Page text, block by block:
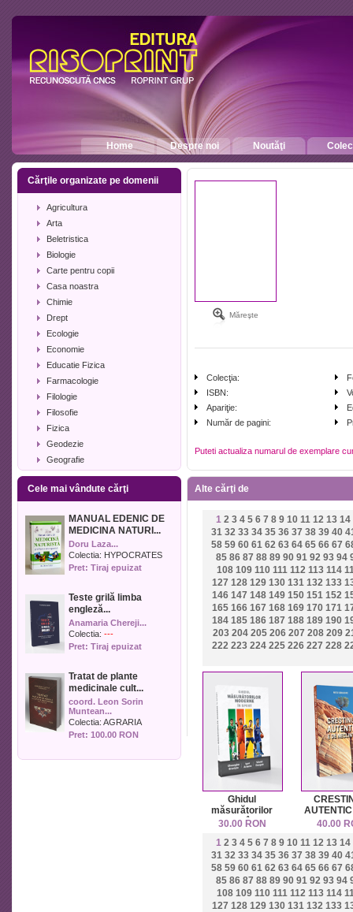
Home Despre noi Noutăţi
Cărţile organizate pe domenii
Agricultura
Arta
Beletristica
Biologie
Carte pentru copii
Casa noastra
Chimie
Drept
Ecologie
Economie
Educatie Fizica
Farmacologie
Filologie
Filosofie
Fizica
Geodezie
Geografie
Geologie
Industrie alimentara
Istorie
Istorie literara
Lexicologie
Management
Matematica
Media
Medicina umana
Medicina veterinara
Muzica
Pedagogie
Politica
Psihologie
Sport
Cele mai vândute cărţi
MANUAL EDENIC DE
MEDICINA NATURI...
Doru Laza...
Colectia: HYPOCRATES
Pret: Tiraj epuizat
Teste grilă limba
engleză...
Anamaria Chereji...
Colectia: ---
Pret: Tiraj epuizat
Tratat de plante
medicinale cult...
coord. Leon Sorin
Muntean...
Colectia: AGRARIA
Pret: 100.00 RON
Măreşte
Colecţia:
ISBN:
Apariţie:
Număr de pagini:
Puteti actualiza numarul de exemplare
Alte cărţi de
1 2 3 4 5 6 7 8 9 10 11 12 13 14
31 32 33 34 35 36 37 38 39 40
58 59 60 61 62 63 64 65 66 67
85 86 87 88 89 90 91 92 93 94
108 109 110 111 112 113 114
127 128 129 130 131 132 133
146 147 148 149 150 151 152
165 166 167 168 169 170 171
184 185 186 187 188 189 190
203 204 205 206 207 208 209
222 223 224 225 226 227 228
Ghidul
măsurătorilor
moderne în sport
30.00 RON
40.00
1 2 3 4 5 6 7 8 9 10 11 12 13 14
31 32 33 34 35 36 37 38 39 40
58 59 60 61 62 63 64 65 66 67
85 86 87 88 89 90 91 92 93 94
108 109 110 111 112 113 114
127 128 129 130 131 132 133